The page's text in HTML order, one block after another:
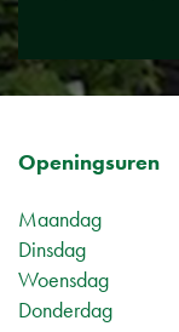
Openingsuren
Maandag
Dinsdag
Woensdag
Donderdag